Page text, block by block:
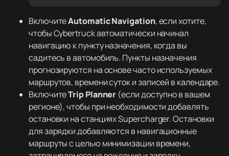
ВключитеAutomatic Navigation, если хотите,
чтобы Cybertruck автоматически начинал
навигацию к пункту назначения, когда вы
садитесь в автомобиль. Пункты назначения
прогнозируются на основе часто используемых
маршрутов, времени суток и записей в календаре.
ВключитеTrip Planner (если доступно в вашем
регионе), чтобы при необходимости добавлять
остановки на станциях Supercharger. Остановки
для зарядки добавляются в навигационные
маршруты с целью минимизации времени,